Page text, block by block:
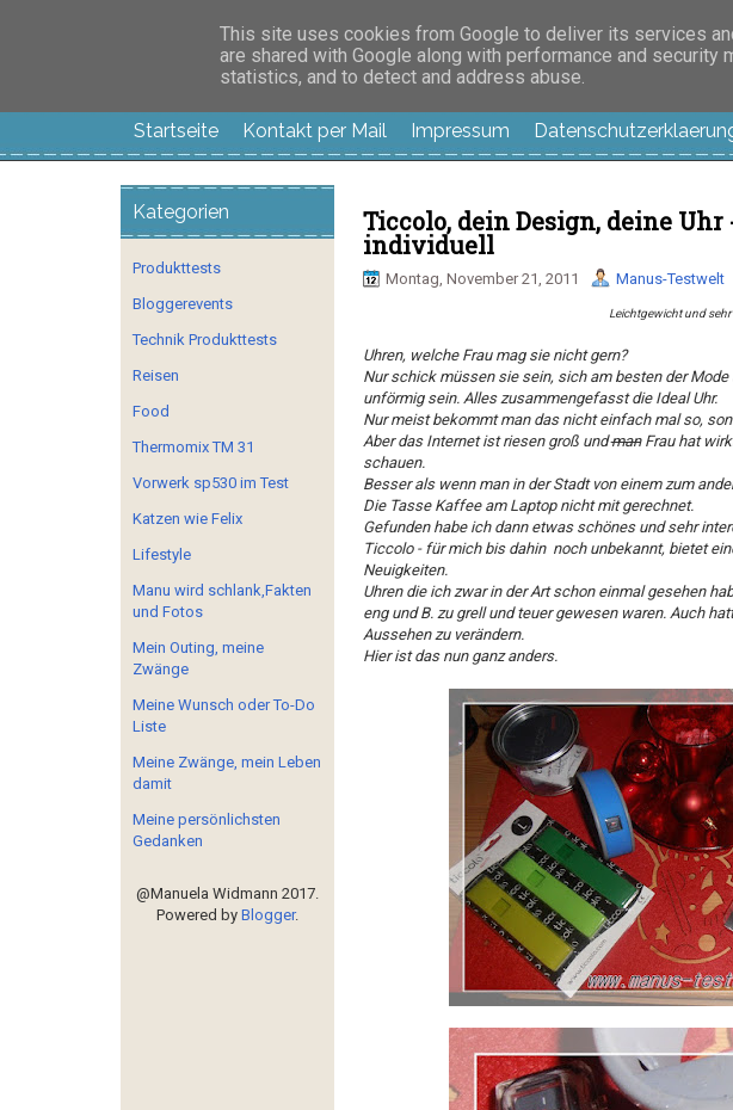
Manus Testwelt, alles außer
Startseite Kontakt per Mail Impressum
Ticcolo, dein Design, deine
individuell
Montag, November 21, 2011 Manus-Testwelt
Leichtgewicht und sehr
Uhren, welche Frau mag sie nicht gern?
Nur schick müssen sie sein, sich am besten der
unförmig sein. Alles zusammengefasst die Ideal Uhr.
Nur meist bekommt man das nicht einfach mal so,
Aber das Internet ist riesen groß undmanFrau hat
schauen.
Besser als wenn man in der Stadt von einem zum
Die Tasse Kaffee am Laptop nicht mit gerechnet.
Gefunden habe ich dann etwas schönes und sehr
Ticcolo - für mich bis dahin noch unbekannt, bietet
Neuigkeiten.
Uhren die ich zwar in der Art schon einmal gesehen
eng und B. zu grell und teuer gewesen waren. Auch
Aussehen zu verändern.
Hier ist das nun ganz anders.
Kategorien
Produkttests
Bloggerevents
Technik Produkttests
Reisen
Food
Thermomix TM 31
Vorwerk sp530 im Test
Katzen wie Felix
Lifestyle
Manu wird schlank,Fakten
und Fotos
Mein Outing, meine
Zwänge
Meine Wunsch oder To-Do
Liste
Meine Zwänge, mein Leben
damit
Meine persönlichsten
Gedanken
@Manuela Widmann 2017.
Powered by Blogger.
This site uses cookies from Google to deliver its services
are shared with Google along with performance and
statistics, and to detect and address abuse.